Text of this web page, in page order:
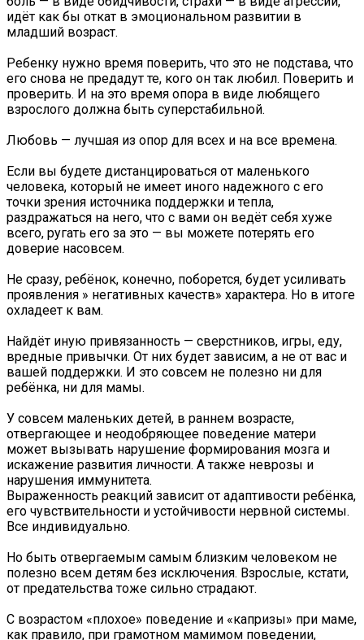
идёт как бы откат в эмоциональном развитии в
младший возраст.
Ребенку нужно время поверить, что это не подстава, что
его снова не предадут те, кого он так любил. Поверить и
проверить. И на это время опора в виде любящего
взрослого должна быть суперстабильной.
Любовь — лучшая из опор для всех и на все времена.
Если вы будете дистанцироваться от маленького
человека, который не имеет иного надежного с его
точки зрения источника поддержки и тепла,
раздражаться на него, что с вами он ведёт себя хуже
всего, ругать его за это — вы можете потерять его
доверие насовсем.
Не сразу, ребёнок, конечно, поборется, будет усиливать
проявления » негативных качеств» характера. Но в итоге
охладеет к вам.
Найдёт иную привязанность — сверстников, игры, еду,
вредные привычки. От них будет зависим, а не от вас и
вашей поддержки. И это совсем не полезно ни для
ребёнка, ни для мамы.
У совсем маленьких детей, в раннем возрасте,
отвергающее и неодобряющее поведение матери
может вызывать нарушение формирования мозга и
искажение развития личности. А также неврозы и
нарушения иммунитета.
Выраженность реакций зависит от адаптивости ребёнка,
его чувствительности и устойчивости нервной системы.
Все индивидуально.
Но быть отвергаемым самым близким человеком не
полезно всем детям без исключения. Взрослые, кстати,
от предательства тоже сильно страдают.
С возрастом «плохое» поведение и «капризы» при маме,
как правило, при грамотном мамимом поведении,